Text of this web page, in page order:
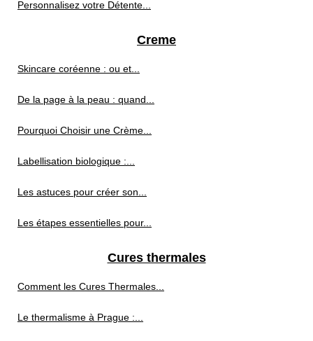
Personnalisez votre Détente...
Creme
Skincare coréenne : ou et...
De la page à la peau : quand...
Pourquoi Choisir une Crème...
Labellisation biologique :...
Les astuces pour créer son...
Les étapes essentielles pour...
Cures thermales
Comment les Cures Thermales...
Le thermalisme à Prague :...